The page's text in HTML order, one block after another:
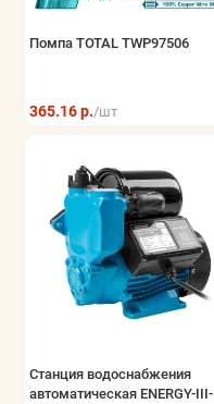
Помпа TOTAL TWP97506
365.16 р./шт
Станция водоснабжения
автоматическая ENERGY-III-